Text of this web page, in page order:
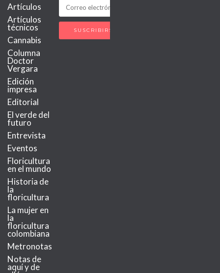
Artículos
Artículos
técnicos
Cannabis
Columna
Doctor
Vergara
Edición
impresa
Editorial
El verde del
futuro
Entrevista
Eventos
Floricultura
en el mundo
Historia de
la
floricultura
La mujer en
la
floricultura
colombiana
Metronotas
Notas de
aquí y de